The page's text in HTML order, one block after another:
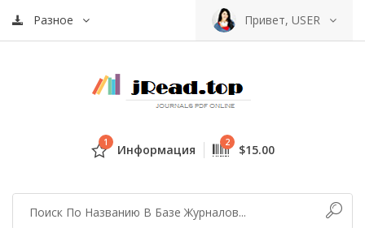
Разное Привет, USER
1 Информация 2 $15.00